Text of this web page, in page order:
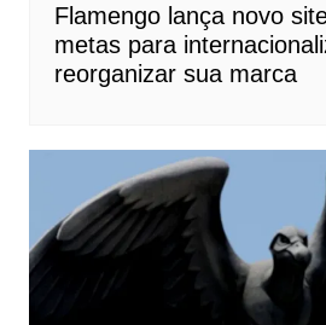
Flamengo lança novo
metas para
reorganizar sua marca